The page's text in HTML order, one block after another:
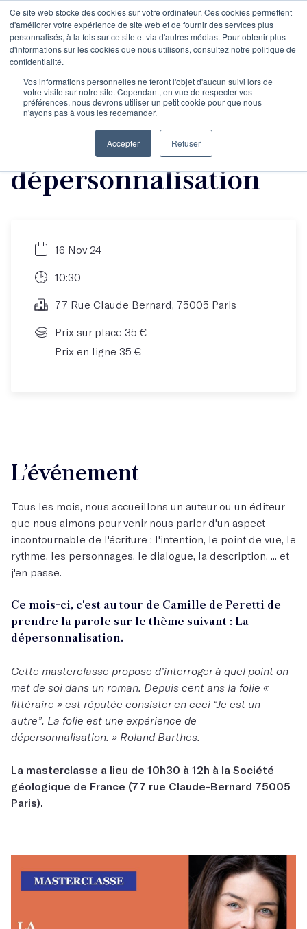
Ce site web stocke des cookies sur votre ordinateur. Ces cookies permettent
d'améliorer votre expérience de site web et de fournir des services plus
personnalisés, à la fois sur ce site et via d'autres médias. Pour obtenir plus
d'informations sur les cookies que nous utilisons, consultez notre politique de
confidentialité.
Vos informations personnelles ne feront l'objet d'aucun suivi lors de
votre visite sur notre site. Cependant, en vue de respecter vos
préférences, nous devrons utiliser un petit cookie pour que nous
n'ayons pas à vous les redemander.
Accepter Refuser
Masterclasse de
Camille de Peretti :
dépersonnalisation
16 Nov 24
10:30
77 Rue Claude Bernard, 75005 Paris
Prix sur place 35 €
Prix en ligne 35 €
L’événement
Tous les mois, nous accueillons un auteur ou un éditeur
que nous aimons pour venir nous parler d'un aspect
incontournable de l'écriture : l'intention, le point de vue, le
rythme, les personnages, le dialogue, la description, ... et
j'en passe.
Ce mois-ci, c'est au tour de Camille de Peretti de
prendre la parole sur le thème suivant : La
dépersonnalisation.
Cette masterclasse propose d’interroger à quel point on
met de soi dans un roman. Depuis cent ans la folie «
littéraire » est réputée consister en ceci “Je est un
autre”. La folie est une expérience de
dépersonnalisation. » Roland Barthes.
La masterclasse a lieu de 10h30 à 12h à la Société
géologique de France (77 rue Claude-Bernard 75005
Paris).